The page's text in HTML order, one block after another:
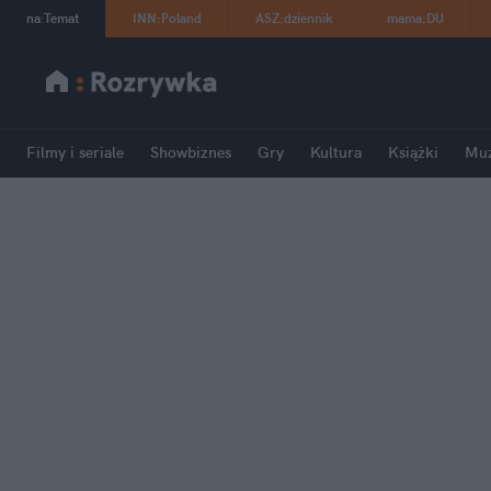
na:Temat INN:Poland ASZ:dziennik mama:DU
Filmy i seriale Showbiznes Gry Kultura Książki